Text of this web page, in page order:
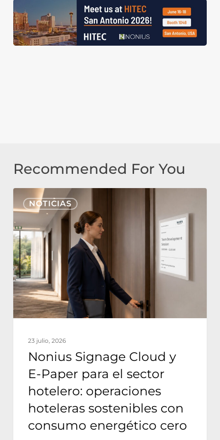
Recommended For You
NOTICIAS
Nonius
Signage
Cloud
y
E-
Paper
para
el
sector
operaciones
hoteleras
sostenibles
consumo
energético
23 julio, 2026
Nonius Signage Cloud y
E-Paper para el sector
hotelero: operaciones
hoteleras sostenibles con
consumo energético cero